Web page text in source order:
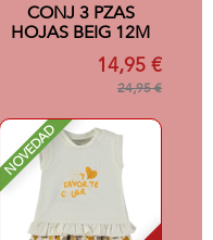
CONJ 3 PZAS
HOJAS BEIG 12M
14,95 €
24,95 €
NOVEDAD